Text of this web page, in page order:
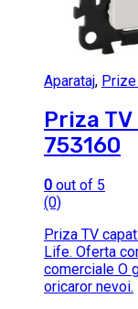
Aparataj,
Priza
753160
0 out of 5
(0)
Priza TV
Life. Oferta
comerciale O
oricaror nevoi.